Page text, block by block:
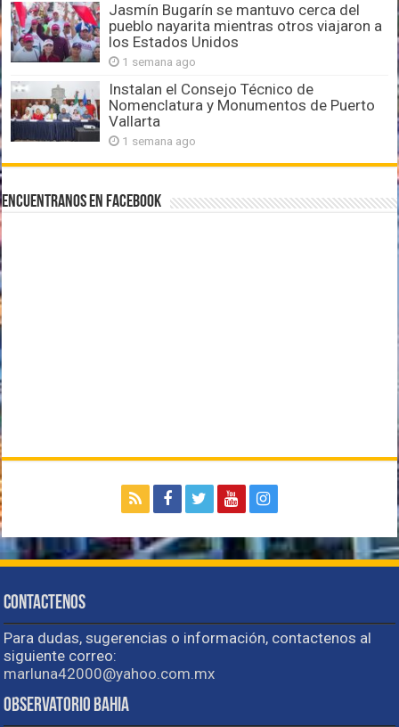
Jasmín Bugarín se mantuvo cerca del
pueblo nayarita mientras otros viajaron a
los Estados Unidos
1 semana ago
Instalan el Consejo Técnico de
Nomenclatura y Monumentos de Puerto
Vallarta
1 semana ago
Encuentranos en Facebook
Contactenos
Para dudas, sugerencias o información, contactenos al
siguiente correo:
marluna42000@yahoo.com.mx
Observatorio Bahia